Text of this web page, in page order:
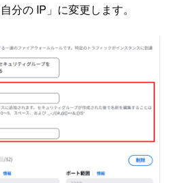
分の IP」に変更します。